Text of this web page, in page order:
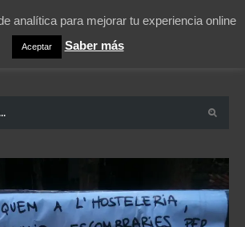
La vida contada en un sueño
analítica para mejorar tu experiencia online
Aceptar Saber más